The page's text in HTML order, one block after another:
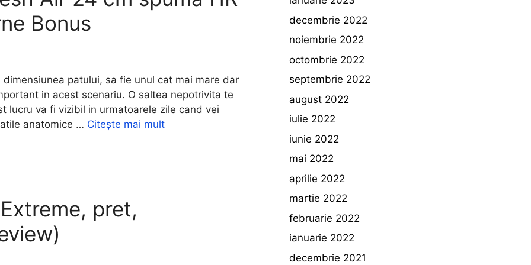
Bonus
patului, sa fie unul cat mai mare dar
in acest scenariu. O saltea nepotrivita te
lucru va fi vizibil in urmatoarele zile cand vei
anatomice … Citește mai mult
pret,
decembrie 2022
noiembrie 2022
octombrie 2022
septembrie 2022
august 2022
iulie 2022
iunie 2022
mai 2022
aprilie 2022
martie 2022
februarie 2022
ianuarie 2022
decembrie 2021